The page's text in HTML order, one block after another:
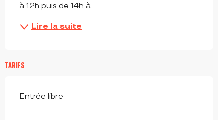
à 12h puis de 14h à...
Lire la suite
TARIFS
Entrée libre
—